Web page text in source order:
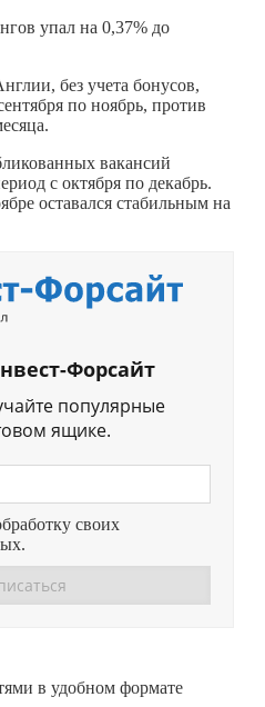
упал на 0,37% до
без учета бонусов,
по ноябрь, против
вакансий
с октября по декабрь.
оставался стабильным на
Форсайт
популярные
ящике.
своих
в удобном формате